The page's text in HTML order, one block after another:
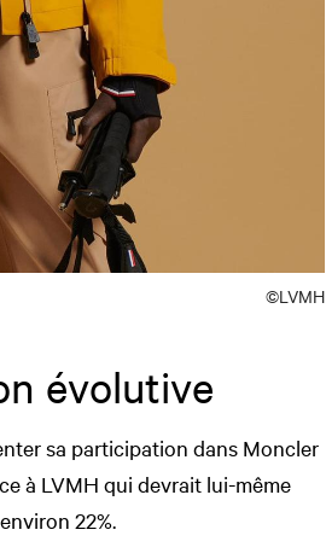
©LVMH
évolutive
sa participation dans Moncler
à LVMH qui devrait lui-même
22%.